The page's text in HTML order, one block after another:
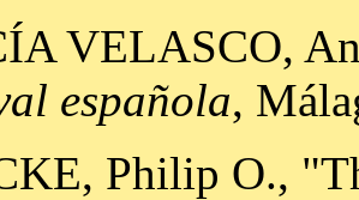
VELASCO,
española,
Philip O.,